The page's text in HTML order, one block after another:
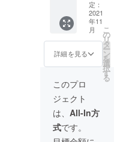
し、コロナ
禍でも笑っ
て過ごせる
世の中の一
翼を担いた
いと考えて
います。
ご質問があ
ればお気軽
にお問い合
サイ
ズ：約
380×32
5×245
㎝ 重
量：約
ポリエ
ステ
ル、ポ
リプロ
ピレン
カ
ラー：
ング割
引・
10%OF
26,820
円(一般
販売価
格
29,800
円) 特典
2：税・
送料込
み 商品
名：ワ
ンポー
定：
2021
年11
月
詳細を見る
こ
の
リ
タ
ー
ン
を
選
択
す
る
このプロ
ジェクト
は、 All-In方
式です。